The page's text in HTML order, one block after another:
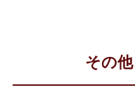
その